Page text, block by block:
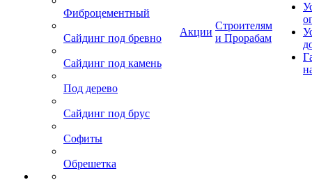
Фиброцементный
Сайдинг под бревно
Сайдинг под камень
Под дерево
Сайдинг под брус
Софиты
Обрешетка
Акции
Строителям
и Прорабам